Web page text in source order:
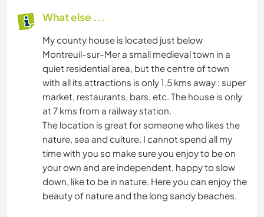
What else ...
My county house is located just below
Montreuil-sur-Mer a small medieval town in a
quiet residential area, but the centre of town
with all its attractions is only 1,5 kms away : super
market, restaurants, bars, etc. The house is only
at 7 kms from a railway station.
The location is great for someone who likes the
nature, sea and culture. I cannot spend all my
time with you so make sure you enjoy to be on
your own and are independent, happy to slow
down, like to be in nature. Here you can enjoy the
beauty of nature and the long sandy beaches.